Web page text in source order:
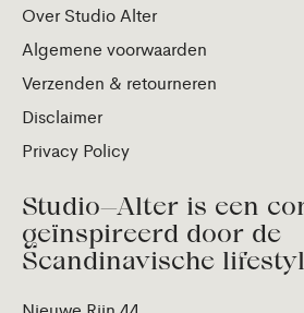
Over Studio Alter
Algemene voorwaarden
Verzenden & retourneren
Disclaimer
Privacy Policy
Studio—Alter is een
geïnspireerd door de
Scandinavische